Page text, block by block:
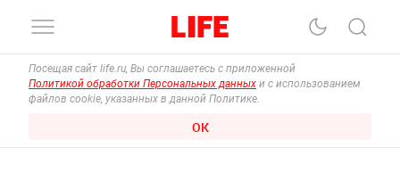
Посещая сайт life.ru, Вы соглашаетесь с приложенной
Политикой обработки Персональных данных и с использованием
файлов cookie, указанных в данной Политике.
ОК